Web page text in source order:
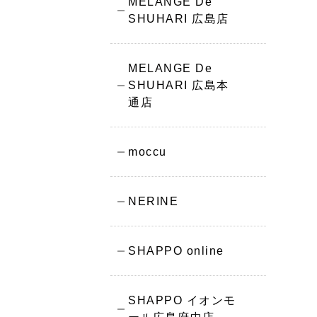
SHUHARI 広島店
MELANGE De
SHUHARI 広島本
通店
moccu
NERINE
SHAPPO online
SHAPPO イオンモ